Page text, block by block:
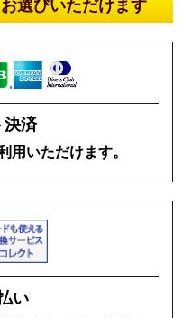
選びいただけます
決済
用いただけます。
い